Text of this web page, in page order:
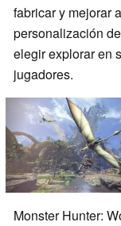
fabricar y mejorar
personalización
elegir explorar en
jugadores.
Monster Hunter: